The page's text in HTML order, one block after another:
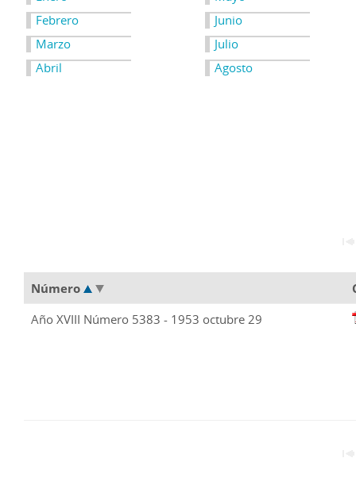
Febrero
Marzo
Abril
Junio
Julio
Agosto
Número
Año XVIII Número 5383 - 1953 octubre 29